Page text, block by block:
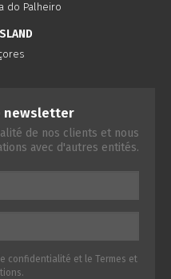
do Palheiro
newsletter
de nos clients et nous
avec d'autres entités.
confidentialité et le Termes et
.